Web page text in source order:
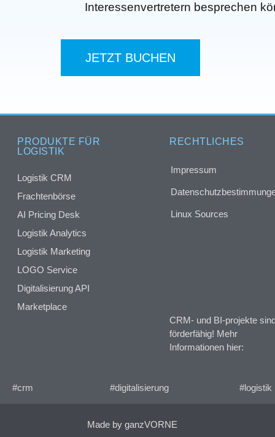
Interessenvertretern besprechen
JETZT BUCHEN
PRODUKTE FÜR
LOGISTIK
Logistik CRM
Frachtenbörse
AI Pricing Desk
Logistik Analytics
Logistik Marketing
LOGO Service
Digitalisierung API
Marketplace
RECHTLICHES
Impressum
Linux Sources
CRM- und BI-projekte
förderfähig! Mehr
Informationen hier:
#crm #digitalisierung #logistik
Made by ganzVORNE